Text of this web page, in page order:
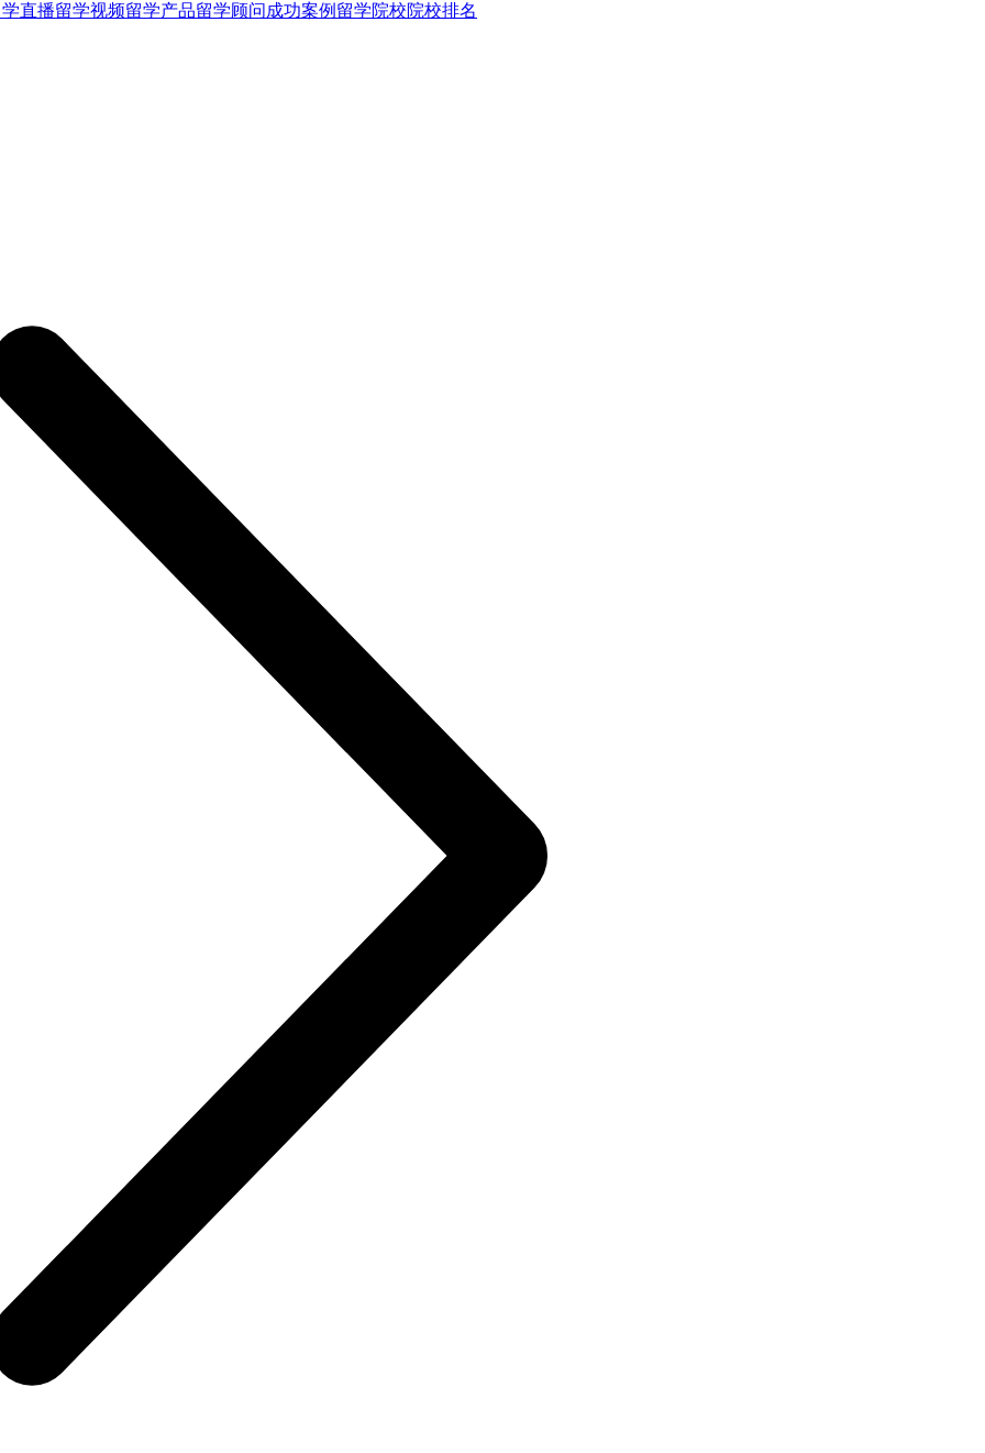
直播留学视频留学产品留学顾问 成功案例 留学院校院校排名